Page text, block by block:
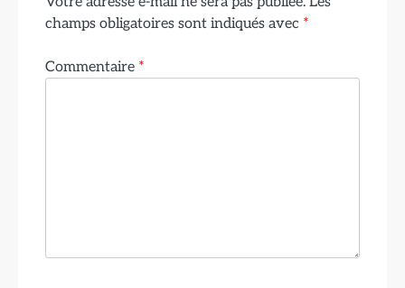
champs obligatoires sont indiqués avec *
Commentaire *